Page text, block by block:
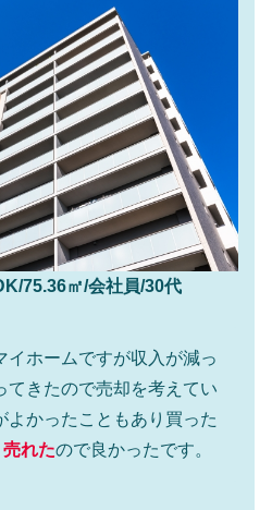
75.36㎡/会社員/30代
イホームですが収入が減っ
てきたので売却を考えてい
よかったこともあり買った
れたので良かったです。